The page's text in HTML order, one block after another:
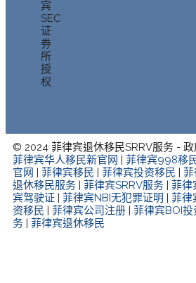
宾
SEC
证
券
所
授
权
© 2024 菲律宾退休移民SRRV服务 - 政
菲律宾华人移民新官网
菲律宾998移
官网
菲律宾移民 菲律宾投资移民 菲
退休移民服务
菲律宾SRRV服务 菲律
宾驾驶证
菲律宾NBI无犯罪证明 菲律
资移民
菲律宾公司注册 菲律宾BOI投
务
菲律宾退休移民